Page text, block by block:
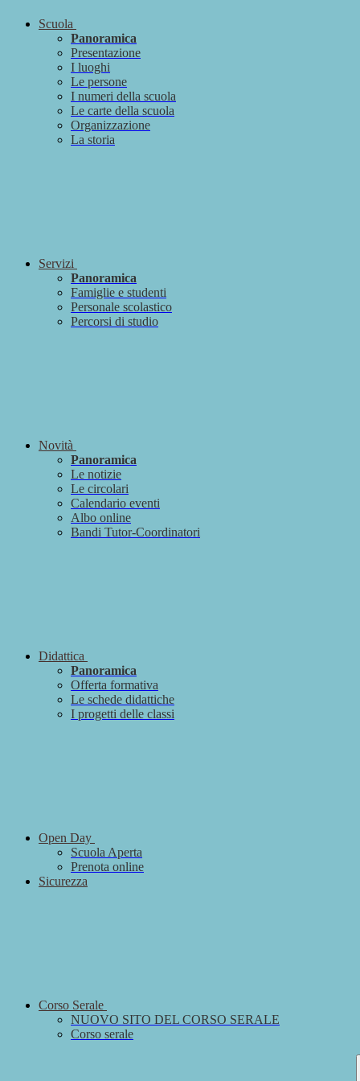
Scuola
Panoramica
Presentazione
I luoghi
Le persone
I numeri della scuola
Le carte della scuola
Organizzazione
La storia
Servizi
Panoramica
Famiglie e studenti
Personale scolastico
Percorsi di studio
Novità
Panoramica
Le notizie
Le circolari
Calendario eventi
Albo online
Bandi Tutor-Coordinatori
Didattica
Panoramica
Offerta formativa
Le schede didattiche
I progetti delle classi
Open Day
Scuola Aperta
Prenota online
Sicurezza
Corso Serale
NUOVO SITO DEL CORSO SERALE
Corso serale